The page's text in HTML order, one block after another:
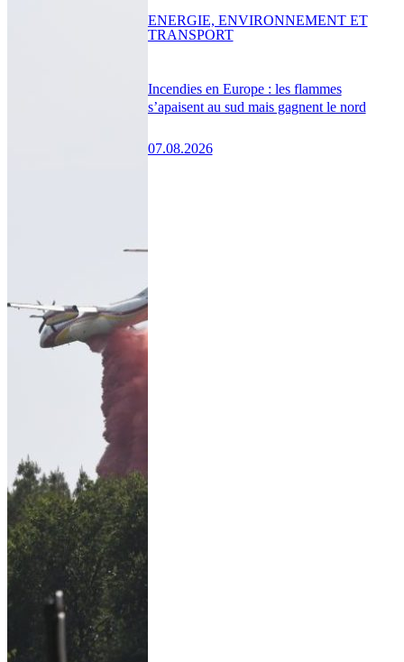
Incendies en Europe : les flammes
s’apaisent au sud mais gagnent le nord
07.08.2026
ENERGIE, ENVIRONNEMENT ET
TRANSPORT